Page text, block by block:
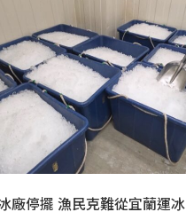
廠停擺 漁民克難從宜蘭運冰